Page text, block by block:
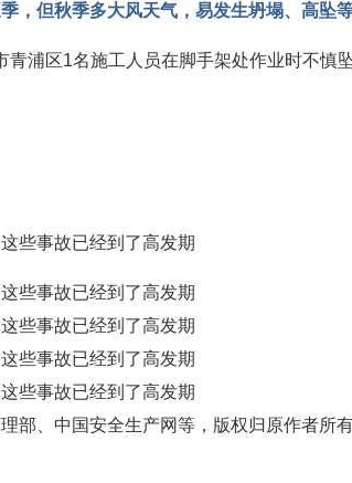
，但秋季多大风天气，易发生坍塌、高坠
青浦区1名施工人员在脚手架处作业时不
部、中国安全生产网等，版权归原作者所